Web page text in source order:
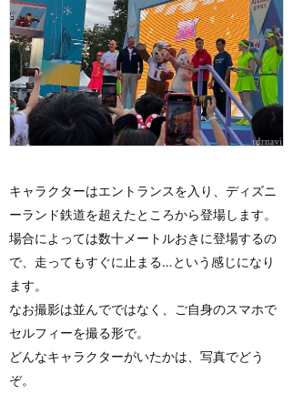
キャラクターはエントランスを入り、ディズニ
ーランド鉄道を超えたところから登場します。
場合によっては数十メートルおきに登場するの
で、走ってもすぐに止まる…という感じになり
ます。
なお撮影は並んでではなく、ご自身のスマホで
セルフィーを撮る形で。
どんなキャラクターがいたかは、写真でどう
ぞ。